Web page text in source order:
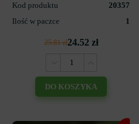
Kod produktu
20357
Ilość w paczce
1
25.81 zł24.52 zł
DO KOSZYKA